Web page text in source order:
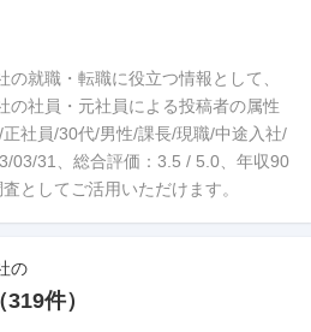
の就職・転職に役立つ情報として、
の社員・元社員による投稿者の属性
社員/30代/男性/課長/現職/中途入社/
03/31、総合評価：3.5 / 5.0、年収90
としてご活用いただけます。
の
319件）